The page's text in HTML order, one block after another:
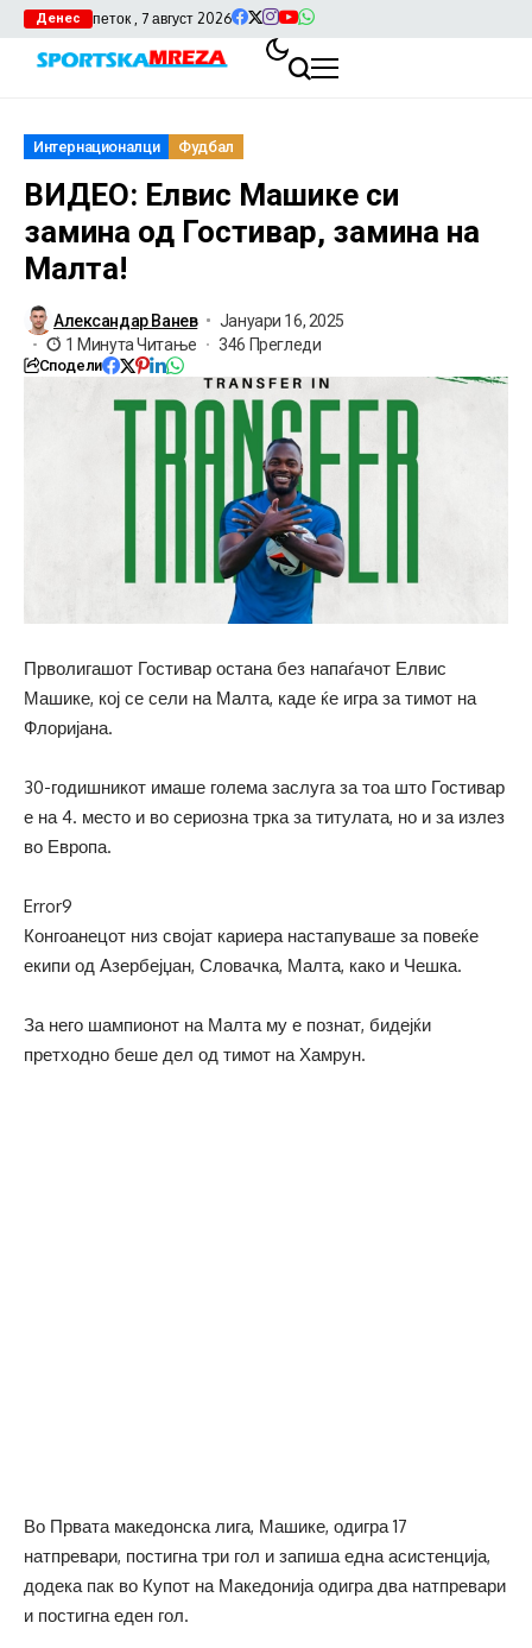
Денес петок , 7 август 2026
Интернационалци Фудбал
ВИДЕО: Елвис Машике си
замина од Гостивар, замина на
Малта!
Александар Ванев
Јануари 16, 2025
1 Минута Читање
346 Прегледи
Сподели
Прволигашот Гостивар остана без напаѓачот Елвис
Машике, кој се сели на Малта, каде ќе игра за тимот на
Флоријана.
30-годишникот имаше голема заслуга за тоа што Гостивар
е на 4. место и во сериозна трка за титулата, но и за излез
во Европа.
Error9
Конгоанецот низ својат кариера настапуваше за повеќе
екипи од Азербејџан, Словачка, Малта, како и Чешка.
За него шампионот на Малта му е познат, бидејќи
претходно беше дел од тимот на Хамрун.
Во Првата македонска лига, Машике, одигра 17
натпревари, постигна три гол и запиша една асистенција,
додека пак во Купот на Македонија одигра два натпревари
и постигна еден гол.